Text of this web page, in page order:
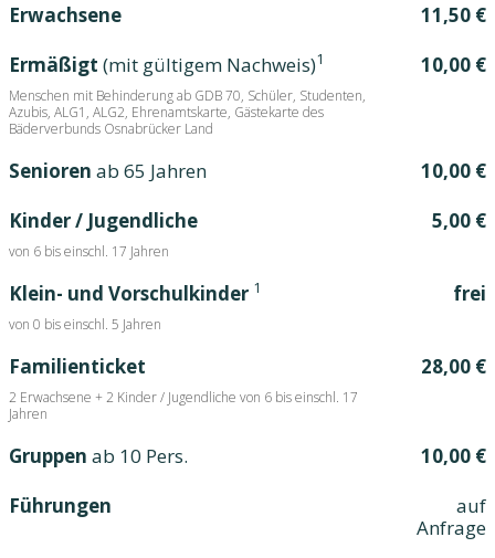
Erwachsene
11,50 €
Ermäßigt (mit gültigem Nachweis)1
Menschen mit Behinderung ab GDB 70, Schüler, Studenten,
Azubis, ALG1, ALG2, Ehrenamtskarte, Gästekarte des
Bäderverbunds Osnabrücker Land
10,00 €
Senioren ab 65 Jahren
10,00 €
Kinder / Jugendliche
von 6 bis einschl. 17 Jahren
5,00 €
Klein- und Vorschulkinder 1
von 0 bis einschl. 5 Jahren
frei
Familienticket
2 Erwachsene + 2 Kinder / Jugendliche von 6 bis einschl. 17
Jahren
28,00 €
Gruppen ab 10 Pers.
10,00 €
Führungen
auf
Anfrage